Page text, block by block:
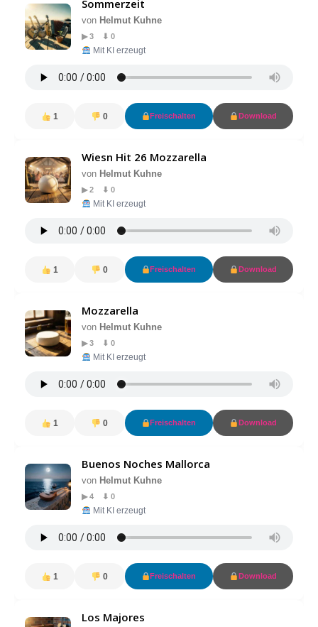
Sommerzeit
von Helmut Kuhne
▶ 3 ⬇ 0
Mit KI erzeugt
1 0 Freischalten Download
Wiesn Hit 26 Mozzarella
von Helmut Kuhne
▶ 2 ⬇ 0
Mit KI erzeugt
1 0 Freischalten Download
Mozzarella
von Helmut Kuhne
▶ 3 ⬇ 0
Mit KI erzeugt
1 0 Freischalten Download
Buenos Noches Mallorca
von Helmut Kuhne
▶ 4 ⬇ 0
Mit KI erzeugt
1 0 Freischalten Download
Los Majores